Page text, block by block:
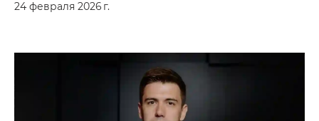
24 февраля 2026 г.